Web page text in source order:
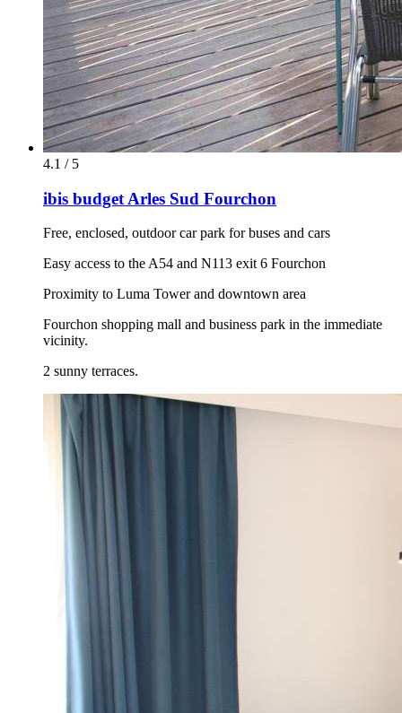
4.1 / 5
ibis budget Arles Sud Fourchon
Free, enclosed, outdoor car park for buses and cars
Easy access to the A54 and N113 exit 6 Fourchon
Proximity to Luma Tower and downtown area
Fourchon shopping mall and business park in the immediate
vicinity.
2 sunny terraces.